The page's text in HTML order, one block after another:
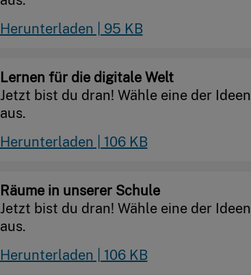
Herunterladen | 95 KB
Lernen für die digitale Welt
Jetzt bist du dran! Wähle eine der Ideen
aus.
Herunterladen | 106 KB
Räume in unserer Schule
Jetzt bist du dran! Wähle eine der Ideen
aus.
Herunterladen | 106 KB